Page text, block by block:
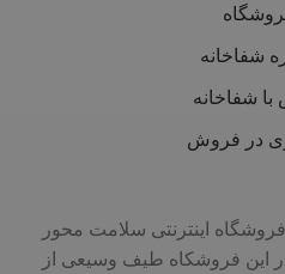
شفاخانه
شفاخانه
در فروش
اینترنتی سلامت محور
این فروشکاه طیف وسیعی از